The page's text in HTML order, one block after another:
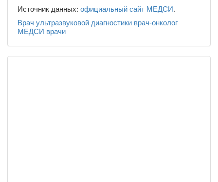
Источник данных: официальный сайт МЕДСИ.
Врач ультразвуковой диагностики врач-онколог
МЕДСИ врачи